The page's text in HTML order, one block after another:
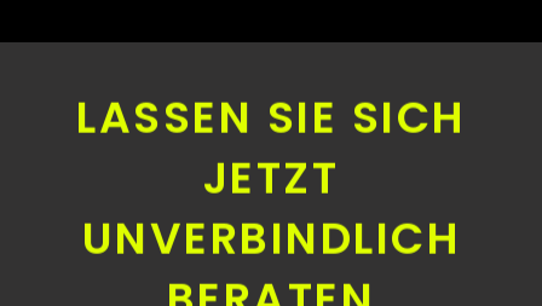
LASSEN SIE SICH
JETZT
UNVERBINDLICH